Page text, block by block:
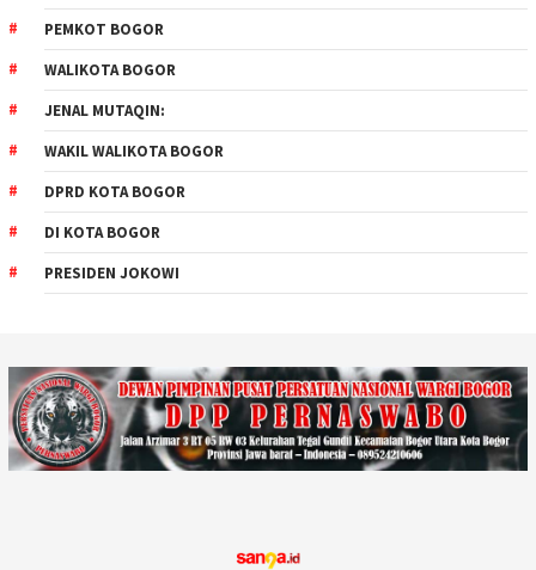
PEMKOT BOGOR
WALIKOTA BOGOR
JENAL MUTAQIN:
WAKIL WALIKOTA BOGOR
DPRD KOTA BOGOR
DI KOTA BOGOR
PRESIDEN JOKOWI